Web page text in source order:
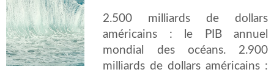
2.500 milliards de dollars
américains : le PIB annuel
mondial des océans. 2.900
milliards de dollars américains :